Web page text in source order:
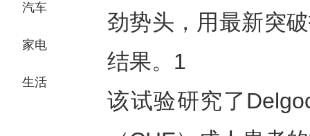
汽车
家电
生活
劲势头，用最新突
结果。1
该试验研究了